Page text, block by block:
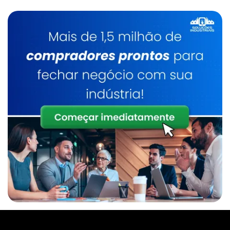
Manipulador De Sacos Comprar
Empresa De Manipulador De Alta Rigidez
Manipulador De Sacos Em Sp
Empresa De Manipulador De Alta Rigidez Sp
Manipulador De Tambores
Empresa De Manipulador De Sacos
Manipulador De Tambores Sp